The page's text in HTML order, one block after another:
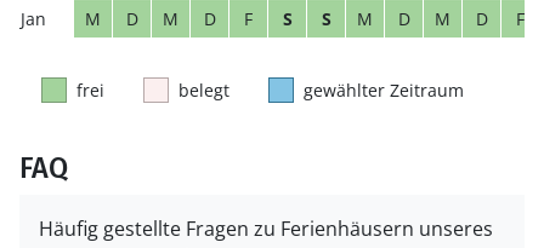
M
D M D F S S M D M D F
frei belegt gewählter Zeitraum
FAQ
Häufig gestellte Fragen zu Ferienhäusern unseres